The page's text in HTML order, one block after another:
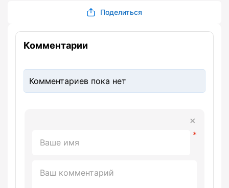
Поделиться
Комментарии
Комментариев пока нет